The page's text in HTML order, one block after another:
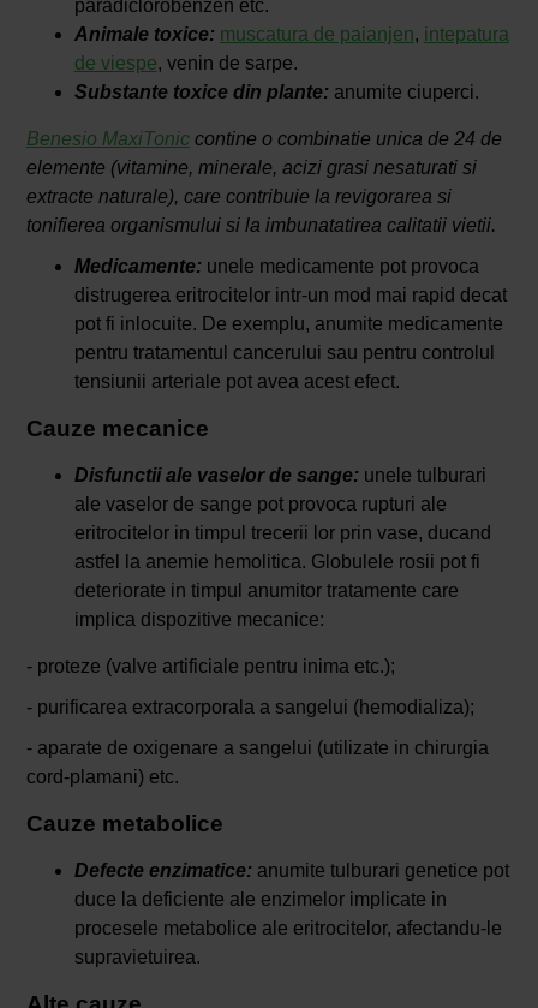
paradiclorobenzen etc.
Animale toxice: muscatura de paianjen, intepatura
de viespe, venin de sarpe.
Substante toxice din plante:anumite ciuperci.
Benesio MaxiToniccontine o combinatie unica de 24 de
elemente (vitamine, minerale, acizi grasi nesaturati si
extracte naturale), care contribuie la revigorarea si
tonifierea organismului si la imbunatatirea calitatii vietii.
Medicamente:unele medicamente pot provoca
distrugerea eritrocitelor intr-un mod mai rapid decat
pot fi inlocuite. De exemplu, anumite medicamente
pentru tratamentul cancerului sau pentru controlul
tensiunii arteriale pot avea acest efect.
Cauze mecanice
Disfunctii ale vaselor de sange:unele tulburari
ale vaselor de sange pot provoca rupturi ale
eritrocitelor in timpul trecerii lor prin vase, ducand
astfel la anemie hemolitica. Globulele rosii pot fi
deteriorate in timpul anumitor tratamente care
implica dispozitive mecanice:
- proteze (valve artificiale pentru inima etc.);
- purificarea extracorporala a sangelui (hemodializa);
- aparate de oxigenare a sangelui (utilizate in chirurgia
cord-plamani) etc.
Cauze metabolice
Defecte enzimatice: anumite tulburari genetice pot
duce la deficiente ale enzimelor implicate in
procesele metabolice ale eritrocitelor, afectandu-le
supravietuirea.